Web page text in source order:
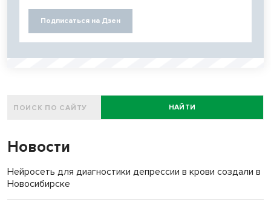
Подписаться на Дзен
НАЙТИ
Новости
Нейросеть для диагностики депрессии в крови создали в
Новосибирске